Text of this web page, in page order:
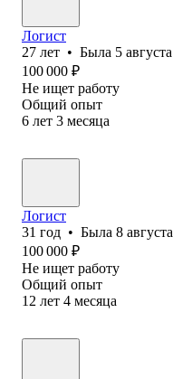
Логист
27 лет • Была 5 августа
100 000 ₽
Не ищет работу
Общий опыт
6 лет 3 месяца
Логист
31 год • Была 8 августа
100 000 ₽
Не ищет работу
Общий опыт
12 лет 4 месяца